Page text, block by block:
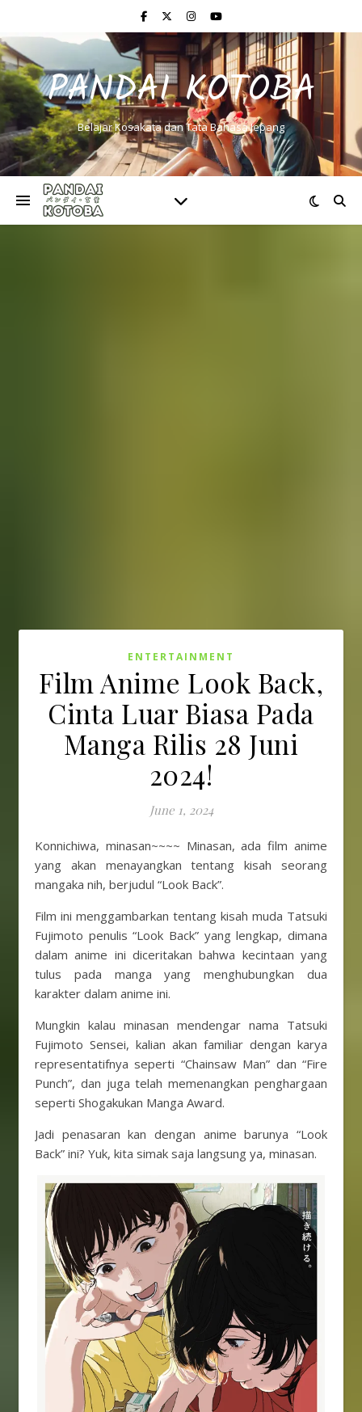
PANDAI KOTOBA
Belajar Kosakata dan Tata Bahasa Jepang
ENTERTAINMENT
Film Anime Look Back,
Cinta Luar Biasa Pada
Manga Rilis 28 Juni
2024!
June 1, 2024
Konnichiwa, minasan~~~~ Minasan, ada film anime
yang akan menayangkan tentang kisah seorang
mangaka nih, berjudul “Look Back”.
Film ini menggambarkan tentang kisah muda Tatsuki
Fujimoto penulis “Look Back” yang lengkap, dimana
dalam anime ini diceritakan bahwa kecintaan yang
tulus pada manga yang menghubungkan dua
karakter dalam anime ini.
Mungkin kalau minasan mendengar nama Tatsuki
Fujimoto Sensei, kalian akan familiar dengan karya
representatifnya seperti “Chainsaw Man” dan “Fire
Punch”, dan juga telah memenangkan penghargaan
seperti Shogakukan Manga Award.
Jadi penasaran kan dengan anime barunya “Look
Back” ini? Yuk, kita simak saja langsung ya, minasan.